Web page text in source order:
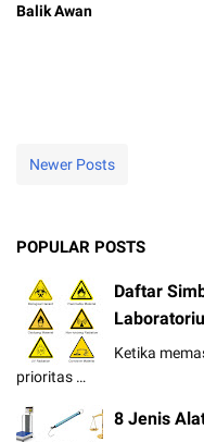
Balik Awan
Newer Posts
POPULAR POSTS
Daftar
Ketika
prioritas …
8 Jenis